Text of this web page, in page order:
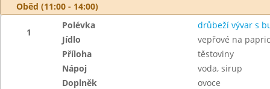
Oběd (11:00 - 14:00)
1
Polévka
drůbeží vývar s
Jídlo
vepřové na
Příloha
těstoviny
Nápoj
voda, sirup
Doplněk
ovoce